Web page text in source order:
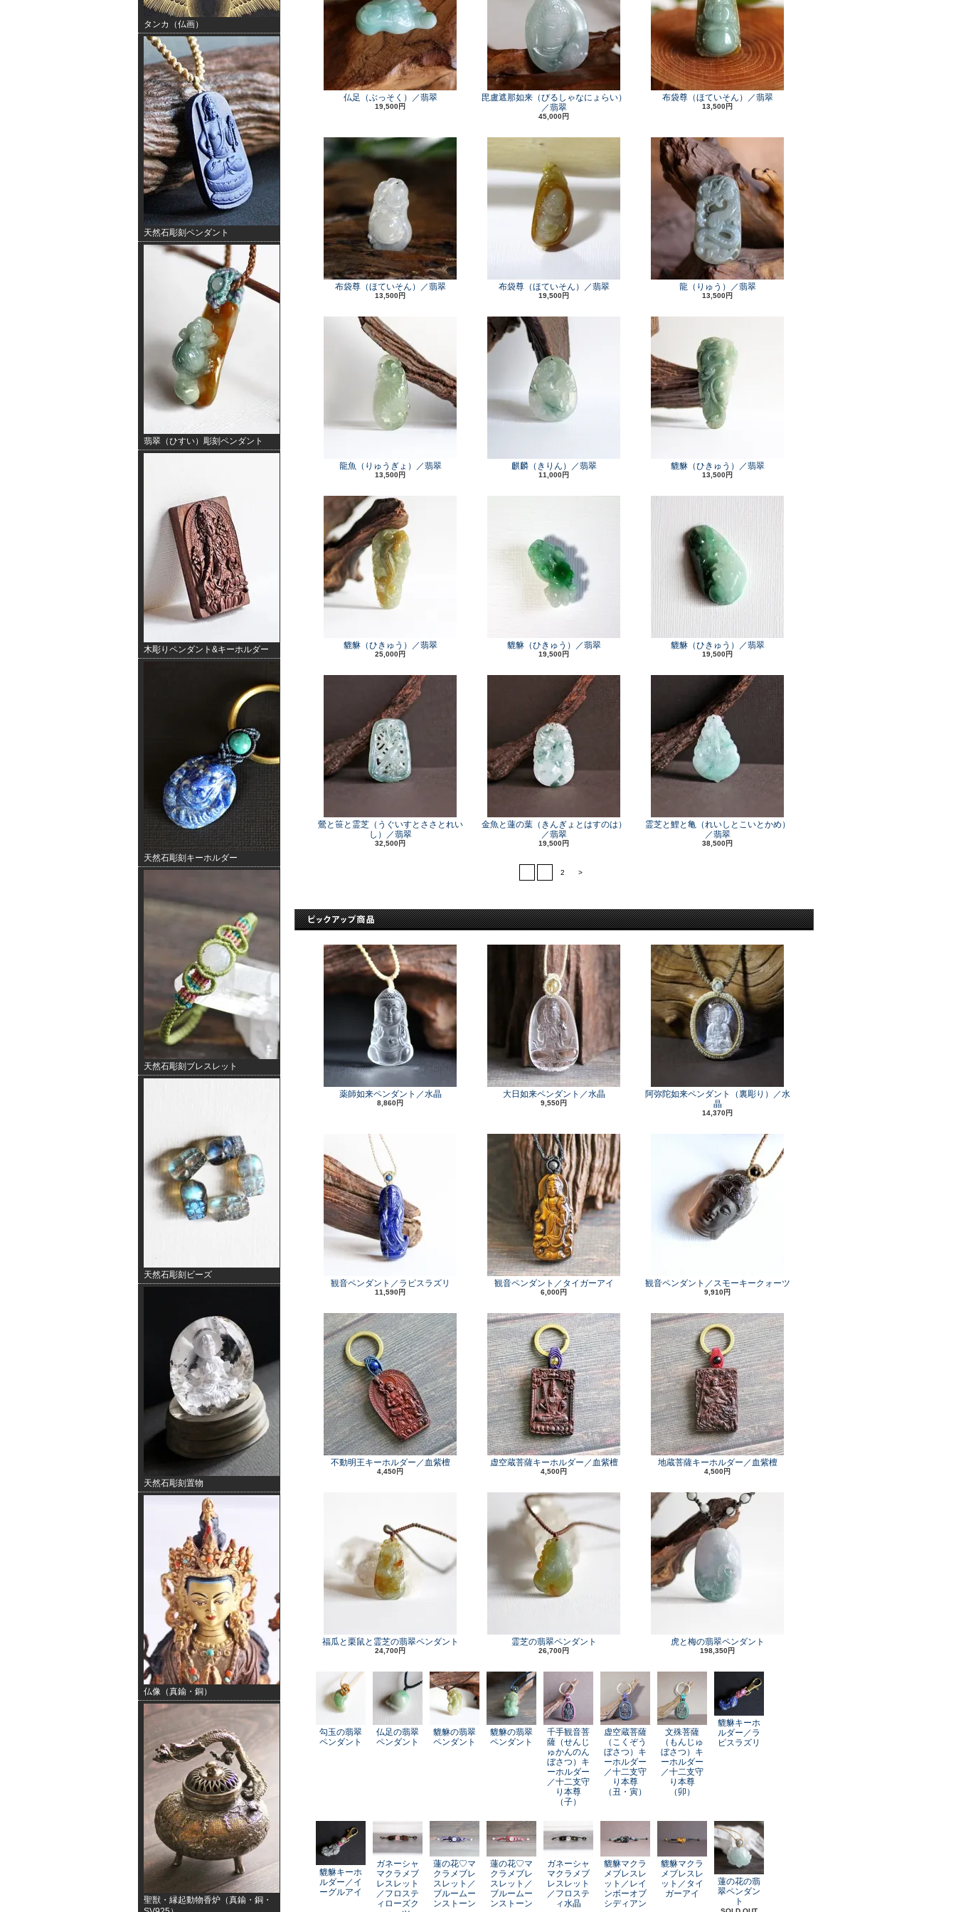
タンカ（仏画）
天然石彫刻ペンダント
翡翠（ひすい）彫刻ペンダント
木彫りペンダント&キーホルダー
天然石彫刻キーホルダー
天然石彫刻ブレスレット
天然石彫刻ビーズ
天然石彫刻置物
仏像（真鍮・銅）
聖獣・縁起動物香炉（真鍮・銅・
仏足（ぶっそく）／翡翠
19,500円
毘盧遮那如来（びるしゃなにょらい）
／翡翠
45,000円
布袋尊（ほていそん）／翡翠
13,500円
布袋尊（ほていそん）／翡翠
13,500円
布袋尊（ほていそん）／翡翠
19,500円
龍（りゅう）／翡翠
13,500円
龍魚（りゅうぎょ）／翡翠
13,500円
麒麟（きりん）／翡翠
11,000円
貔貅（ひきゅう）／翡翠
13,500円
貔貅（ひきゅう）／翡翠
25,000円
貔貅（ひきゅう）／翡翠
19,500円
貔貅（ひきゅう）／翡翠
19,500円
鶯と笹と霊芝（うぐいすとささとれい
し）／翡翠
32,500円
金魚と蓮の葉（きんぎょとはすのは）
／翡翠
19,500円
霊芝と鯉と亀（れいしとこいとかめ）
／翡翠
38,500円
2 >
薬師如来ペンダント／水晶
8,860円
大日如来ペンダント／水晶
9,550円
阿弥陀如来ペンダント（裏彫り）／水
晶
14,370円
観音ペンダント／ラピスラズリ
11,590円
観音ペンダント／タイガーアイ
6,000円
観音ペンダント／スモーキークォーツ
9,910円
不動明王キーホルダー／血紫檀
4,450円
虚空蔵菩薩キーホルダー／血紫檀
4,500円
地蔵菩薩キーホルダー／血紫檀
4,500円
福瓜と栗鼠と霊芝の翡翠ペンダント
24,700円
霊芝の翡翠ペンダント
26,700円
虎と梅の翡翠ペンダント
198,350円
勾玉の翡翠
ペンダント
仏足の翡翠
ペンダント
貔貅の翡翠
ペンダント
貔貅の翡翠
ペンダント
千手観音菩
薩（せんじ
ゅかんのん
ぼさつ）キ
ーホルダー
／十二支守
り本尊
（子）
虚空蔵菩薩
（こくぞう
ぼさつ）キ
ーホルダー
／十二支守
り本尊
（丑・寅）
文殊菩薩
（もんじゅ
ぼさつ）キ
ーホルダー
／十二支守
り本尊
（卯）
貔貅キーホ
ルダー／ラ
ピスラズリ
貔貅キーホ
ルダー／イ
ーグルアイ
ガネーシャ
マクラメブ
レスレット
／フロステ
ィローズク
蓮の花♡マ
クラメブレ
スレット／
ブルームー
ンストーン
蓮の花♡マ
クラメブレ
スレット／
ブルームー
ンストーン
ガネーシャ
マクラメブ
レスレット
／フロステ
ィ水晶
貔貅マクラ
メブレスレ
ット／レイ
ンボーオブ
シディアン
貔貅マクラ
メブレスレ
ット／タイ
ガーアイ
蓮の花の翡
翠ペンダン
ト